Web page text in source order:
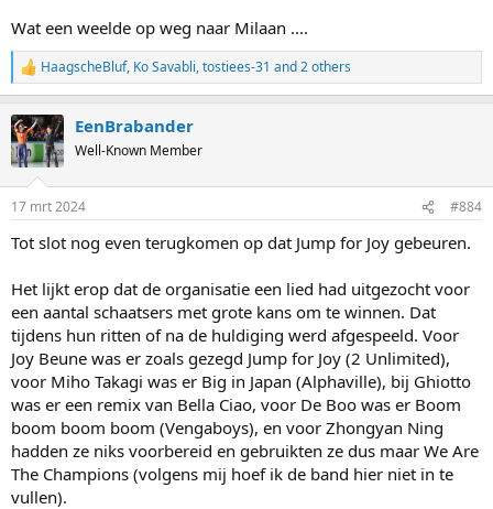
Wat een weelde op weg naar Milaan ....
R
e
c
t
i
s
HaagscheBluf, Ko Savabli,tostiees-31 and 2 others
EenBrabander
Well-Known Member
17 mrt 2024 #884
Tot slot nog even terugkomen op dat Jump for Joy gebeuren.
Het lijkt erop dat de organisatie een lied had uitgezocht voor
een aantal schaatsers met grote kans om te winnen. Dat
tijdens hun ritten of na de huldiging werd afgespeeld. Voor
Joy Beune was er zoals gezegd Jump for Joy (2 Unlimited),
voor Miho Takagi was er Big in Japan (Alphaville), bij Ghiotto
was er een remix van Bella Ciao, voor De Boo was er Boom
boom boom boom (Vengaboys), en voor Zhongyan Ning
hadden ze niks voorbereid en gebruikten ze dus maar We Are
The Champions (volgens mij hoef ik de band hier niet in te
vullen).